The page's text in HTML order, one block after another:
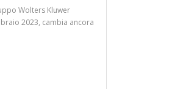
Wolters Kluwer
2023, cambia ancora